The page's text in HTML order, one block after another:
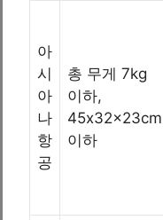
아
시
아
나
항
공
총 무게 7kg
이하,
45x32x23cm
이하